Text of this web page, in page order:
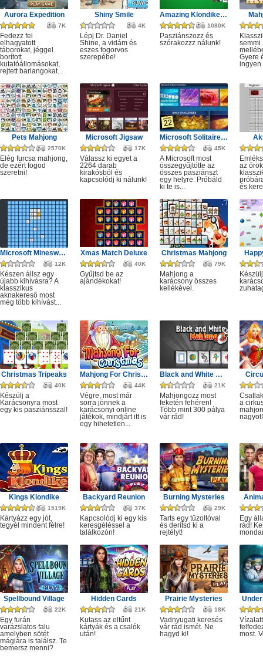
Aurora Expedition
7K
Fedezz fel
elhagyatott
táborokat, jéggel
borított
kutatóállomásokat,
rejtett barlangokat...
Shiny Smile
4K
Lépj Dr. Daniel
Shine, a vidám és
eszes fogorvos
szerepébe!
Amazing Klondike Solitaire
1080K
Pasziánszozz és
szórakozzz nálunk!
semmi
Gyere
ingyen
Pets Mahjong
2570K
Elég furcsa mahjong,
de ezért fogod
szeretni!
Microsoft Jigsaw
17K
Válassz ki egyet a
2264 darab
kirakósból és
kapcsolódj ki nálunk!
Microsoft Solitaire Collection
45K
A Microsoft most
összegyűjtötte az
összes pasziánszt
egy helyre. Próbáld
ki te is...
az örök
és
Microsoft Minesweeper
12K
Készen állsz egy
újabb kihívásra? A
klasszikus
aknakereső most
még több kihívást...
Xmas Match Deluxe
40K
Gyűjtsd be az
ajándékokat!
Christmas Mahjong
79K
Mahjong a
karácsony összes
kellékével.
Christmas Tripeaks
40K
Készülj a
Karácsonyra most
egy kis pasziánsszal!
Mahjong For Christmas
44K
Végre, most már
sorra jönnek a
karácsonyi online
játékok, mindjárt itt is
egy hihetetlen...
Black and White Mahjong 3
21K
Mahjongozz most
feketén fehéren!
Több mint 300 pálya
vár rád!
a
nagyot!
Kings Klondike
1519K
Kártyázz egy jót,
tegyél mindent félre!
Backyard Reunion
37K
Kapcsolódj ki egy kis
keresgéléssel a
találkozón!
Burning Mysteries
29K
Tarts egy tűzoltóval
és derítsd ki a
rejtélyt!
Egy
rád!
Spellbound Village
22K
Egy furán
varázslatos falu
amelyben sötét
mágiára is találsz. Te
bemersz menni?
Hidden Cards
21K
Kutass az eltűnt
kártyák és a csalók
után!
Prairie Mysteries
18K
Vadnyugati keresés
vár rád ismét. Ne
hagyd ki!
most.